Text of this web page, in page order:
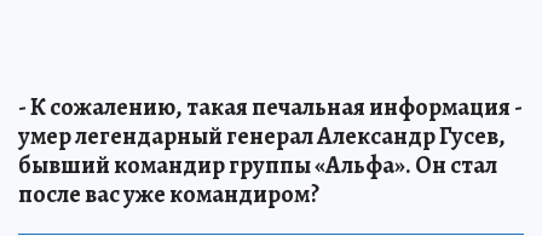
- К сожалению, такая печальная информация -
умер легендарный генерал Александр Гусев,
бывший командир группы «Альфа». Он стал
после вас уже командиром?